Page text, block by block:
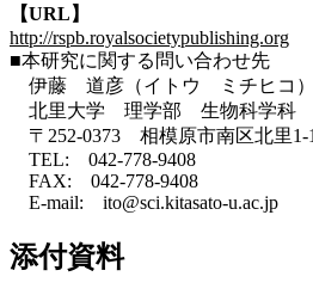
【URL】
http://rspb.royalsocietypublishing.org
■本研究に関する問い合わせ先
伊藤 道彦（イトウ ミチヒコ）
北里大学 理学部 生物科学科
〒252-0373 相模原市南区北里1-
TEL: 042-778-9408
FAX: 042-778-9408
E-mail: ito@sci.kitasato-u.ac.jp
添付資料